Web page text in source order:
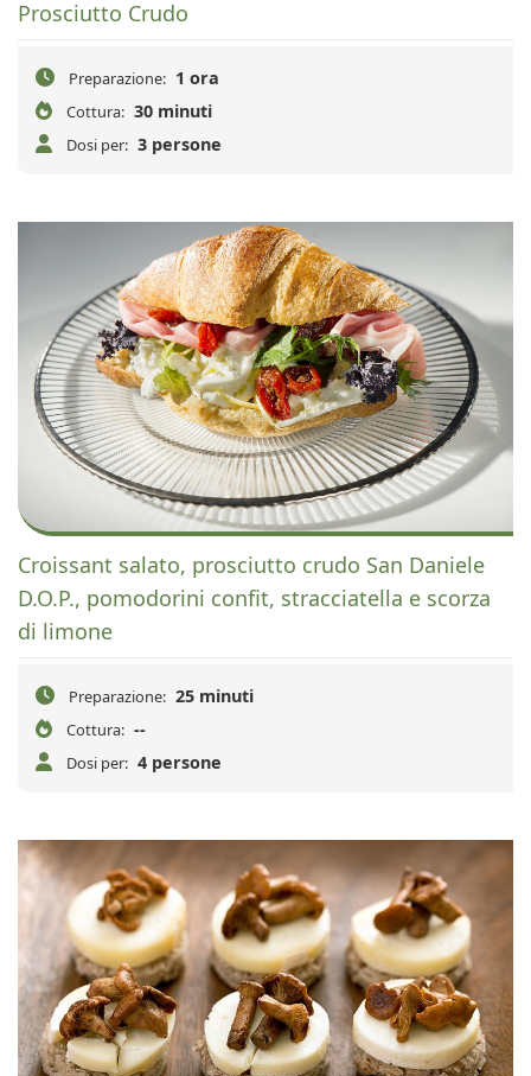
Prosciutto Crudo
Preparazione: 1 ora
Cottura: 30 minuti
Dosi per: 3 persone
Croissant salato, prosciutto crudo San Daniele
D.O.P., pomodorini confit, stracciatella e scorza
di limone
Preparazione: 25 minuti
Cottura: --
Dosi per: 4 persone